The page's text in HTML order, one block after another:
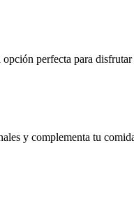
perfecta para
y complementa tu